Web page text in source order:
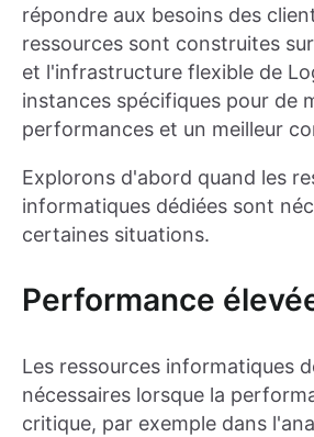
répondre aux besoins des
ressources sont construites
et l'infrastructure flexible de
instances spécifiques pour de
performances et un meilleur
Explorons d'abord quand les
informatiques dédiées sont
certaines situations.
Performance
Les ressources informatiques
nécessaires lorsque la
critique, par exemple dans